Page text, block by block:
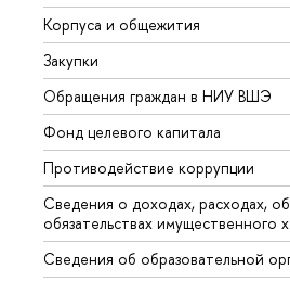
Корпуса и общежития
Закупки
Обращения граждан в НИУ ВШЭ
Фонд целевого капитала
Противодействие коррупции
Сведения о доходах, расходах,
обязательствах имущественного
Сведения об образовательной